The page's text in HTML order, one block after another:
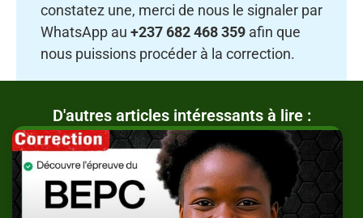
constatez une, merci de nous le signaler par
WhatsApp au +237 682 468 359 afin que
nous puissions procéder à la correction.
D'autres articles intéressants à lire :